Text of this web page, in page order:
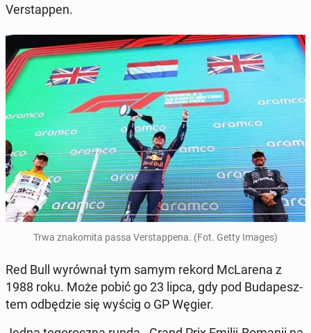
Ver­stap­pen.
Trwa zna­ko­mi­ta passa Ver­stap­pe­na. (Fot. Getty Images)
Red Bull wy­rów­nał tym samym rekord McLa­re­na z
1988 roku. Może pobić go 23 lipca, gdy pod Bu­da­pesz­
tem od­bę­dzie się wyścig o GP Węgier.